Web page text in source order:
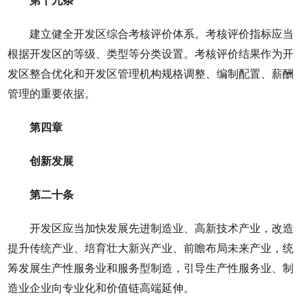
建立健全开发区综合考核评价体系。考核评价指标应当
根据开发区的等级、类型等分类设置。考核评价结果作为开
发区整合优化和开发区管理机构规格调整、编制配置、薪酬
管理的重要依据。
第四章
创新发展
第二十条
开发区应当加快发展先进制造业、高新技术产业，改造
提升传统产业、培育壮大新兴产业、前瞻布局未来产业，统
筹发展生产性服务业和服务型制造，引导生产性服务业、制
造业企业向专业化和价值链高端延伸。